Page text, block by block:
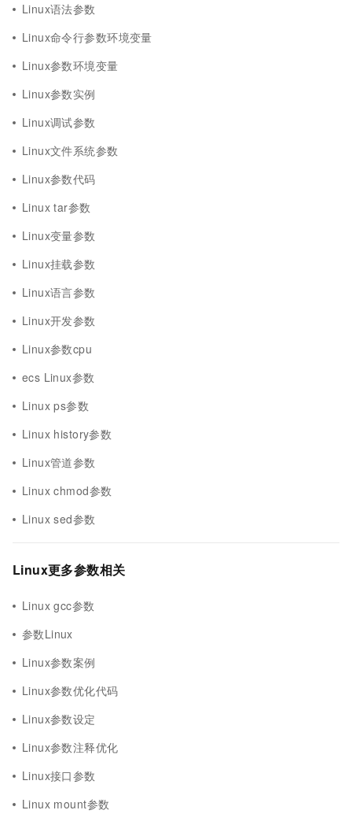
Linux语法参数
Linux命令行参数环境变量
Linux参数环境变量
Linux参数实例
Linux调试参数
Linux文件系统参数
Linux参数代码
Linux tar参数
Linux变量参数
Linux挂载参数
Linux语言参数
Linux开发参数
Linux参数cpu
ecs Linux参数
Linux ps参数
Linux history参数
Linux管道参数
Linux chmod参数
Linux sed参数
Linux更多参数相关
Linux gcc参数
参数Linux
Linux参数案例
Linux参数优化代码
Linux参数设定
Linux参数注释优化
Linux接口参数
Linux mount参数